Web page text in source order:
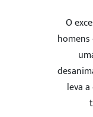
O
leva